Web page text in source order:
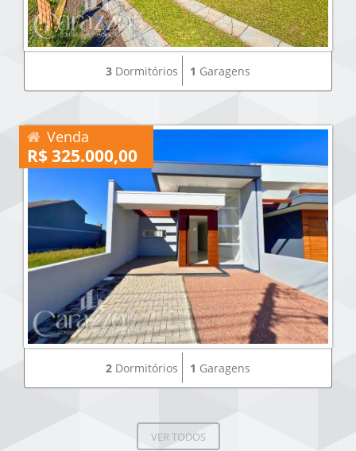
3 Dormitórios 1 Garagens
Venda
R$ 325.000,00
2 Dormitórios 1 Garagens
VER TODOS